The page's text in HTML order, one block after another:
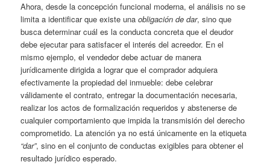
Ahora, desde la concepción funcional moderna, el análisis no se
limita a identificar que existe unaobligación de dar, sino que
busca determinar cuál es la conducta concreta que el deudor
debe ejecutar para satisfacer el interés del acreedor. En el
mismo ejemplo, el vendedor debe actuar de manera
jurídicamente dirigida a lograr que el comprador adquiera
efectivamente la propiedad del inmueble: debe celebrar
válidamente el contrato, entregar la documentación necesaria,
realizar los actos de formalización requeridos y abstenerse de
cualquier comportamiento que impida la transmisión del derecho
comprometido. La atención ya no está únicamente en la etiqueta
“dar”, sino en el conjunto de conductas exigibles para obtener el
resultado jurídico esperado.